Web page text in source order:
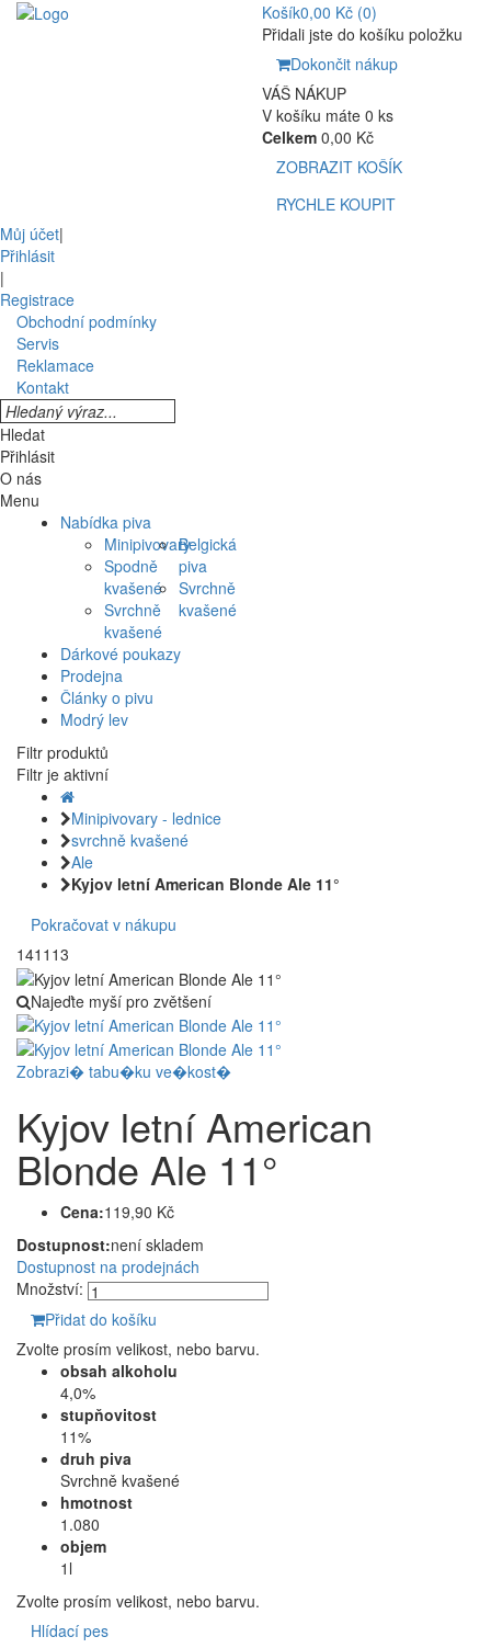
Košík0,00 Kč (0)
Přidali jste do košíku položku
Dokončit nákup
VÁŠ NÁKUP
V košíku máte 0 ks
Celkem 0,00 Kč
ZOBRAZIT KOŠÍK
RYCHLE KOUPIT
Můj účet|
Přihlásit
|
Registrace
Obchodní podmínky
Servis
Reklamace
Kontakt
Hledat
Přihlásit
O nás
Menu
Nabídka piva
Minipivovary
Spodně
kvašené
Svrchně
kvašené
Belgická
piva
Svrchně
kvašené
Dárkové poukazy
Prodejna
Články o pivu
Modrý lev
Filtr produktů
Filtr je aktivní
Minipivovary - lednice
svrchně kvašené
Ale
Kyjov letní American Blonde Ale 11°
Pokračovat v nákupu
141113
Najeďte myší pro zvětšení
Zobrazi� tabu�ku ve�kost�
Kyjov letní American
Blonde Ale 11°
Cena:119,90 Kč
Dostupnost:není skladem
Dostupnost na prodejnách
Množství:
Přidat do košíku
Zvolte prosím velikost, nebo barvu.
obsah alkoholu
4,0%
stupňovitost
11%
druh piva
Svrchně kvašené
hmotnost
1.080
objem
1l
Zvolte prosím velikost, nebo barvu.
Hlídací pes